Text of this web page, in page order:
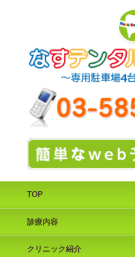
TOP
診療内容
クリニック紹介